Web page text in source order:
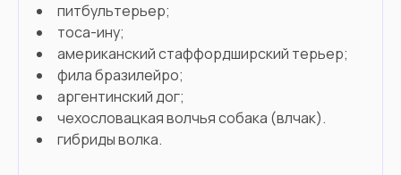
питбультерьер;
тоса-ину;
американский стаффордширский терьер;
фила бразилейро;
аргентинский дог;
чехословацкая волчья собака (влчак).
гибриды волка.